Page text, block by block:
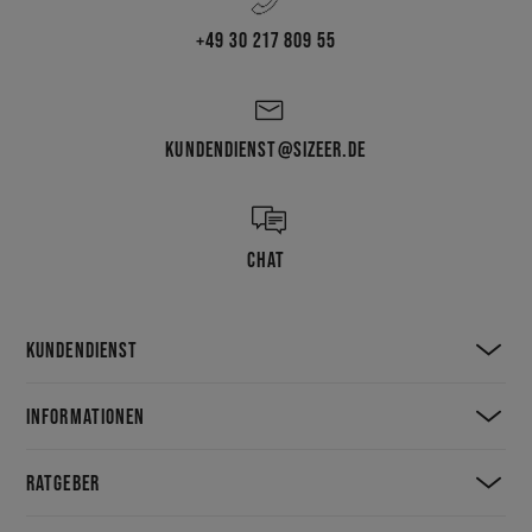
Schwarze, graue oder marineblaue Sweatshirts und Hosen passen zu
allem und sind perfekt für jede Situation. Denk daran, dass du auch
Fleece Modelle bei Sizeer und auf sizeer.de an.
+49 30 217 809 55
KUNDENDIENST@SIZEER.DE
CHAT
KUNDENDIENST
INFORMATIONEN
RATGEBER